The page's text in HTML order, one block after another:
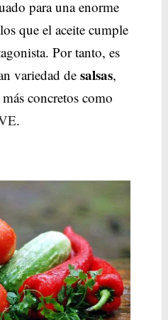
para una enorme
que el aceite cumple
Por tanto, es
variedad de salsas,
concretos como
.